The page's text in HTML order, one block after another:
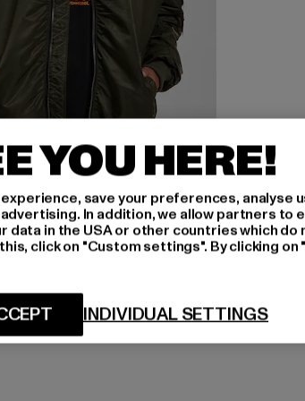
Alpha Industries MA-1 OS Puckered Bomberjacke
189,99 EUR
YOU HERE!
save your preferences, analyse
In addition, we allow partners to
in the USA or other countries which do
click on "Custom settings". By clicking
INDIVIDUAL SETTINGS